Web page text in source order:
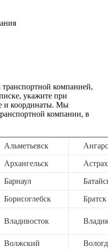
транспортной компанией,
укажите при
и координаты. Мы
компании, в
Альметьевск
Архангельск
Барнаул
Борисоглебск Братск
Владивосток
Волжский